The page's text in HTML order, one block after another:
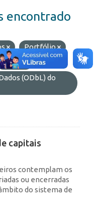
encontrado
Portfólio
HTML
Licenças:
(ODbL) do
capitais
contemplam os
ou encerradas
do sistema de